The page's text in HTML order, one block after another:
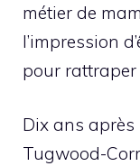
métier de
l’impression
pour rattraper
Dix ans après
Tugwood-